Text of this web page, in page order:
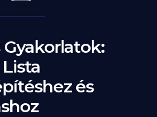
Gyakorlatok:
és